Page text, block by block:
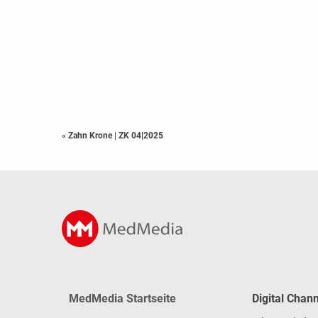
« Zahn Krone ZK 04|2025
MedMedia Startseite
Digital